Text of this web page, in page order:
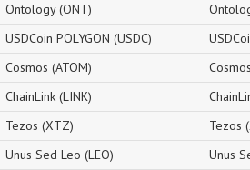
Ontology (ONT)
USDCoin POLYGON (USDC)
Cosmos (ATOM)
ChainLink (LINK)
Tezos (XTZ)
Unus Sed Leo (LEO)
Tezos
Unus